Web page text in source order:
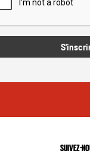
SUIVEZ-